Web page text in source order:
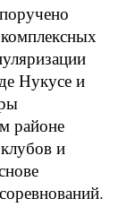
Нукусе и
районе
и